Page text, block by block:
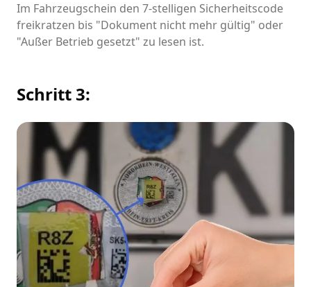
Im Fahrzeugschein den 7-stelligen Sicherheitscode
freikratzen bis "Dokument nicht mehr gültig" oder
"Außer Betrieb gesetzt" zu lesen ist.
Schritt 3: